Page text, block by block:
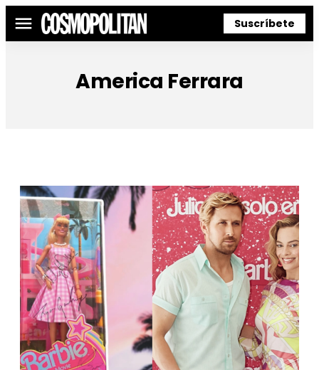
Menú Suscríbete
America Ferrara